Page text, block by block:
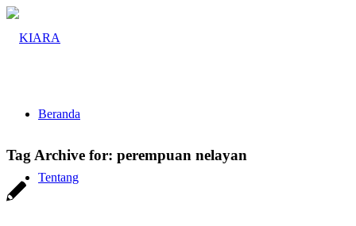
Beranda
Tentang
Tag Archive for: perempuan nelayan